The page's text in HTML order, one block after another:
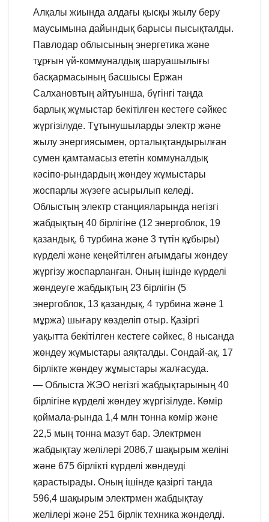
Алқалы жиында алдағы қысқы жылу беру
маусымына дайындық барысы пысықталды.
Павлодар облысының энергетика және
тұрғын үй-коммуналдық шаруашылығы
басқармасының басшысы Ержан
Салхановтың айтуынша, бүгінгі таңда
барлық жұмыстар бекітілген кестеге сәйкес
жүргізілуде. Тұтынушыларды электр және
жылу энергиясымен, орталықтандырылған
сумен қамтамасыз ететін коммуналдық
кәсіпо-рындардың жөндеу жұмыстары
жоспарлы жүзеге асырылып келеді.
Облыстың электр станцияларында негізгі
жабдықтың 40 бірлігіне (12 энергоблок, 19
қазандық, 6 турбина және 3 түтін құбыры)
күрделі және кеңейтілген ағымдағы жөндеу
жүргізу жоспарланған. Оның ішінде күрделі
жөндеуге жабдықтың 23 бірлігін (5
энергоблок, 13 қазандық, 4 турбина және 1
мұржа) шығару көзделіп отыр. Қазіргі
уақытта бекітілген кестеге сәйкес, 8 нысанда
жөндеу жұмыстары аяқталды. Сондай-ақ, 17
бірлікте жөндеу жұмыстары жалғасуда.
— Облыста ЖЭО негізгі жабдықтарының 40
бірлігіне күрделі жөндеу жүргізілуде. Көмір
қоймала-рында 1,4 млн тонна көмір және
22,5 мың тонна мазут бар. Электрмен
жабдықтау желілері 2086,7 шақырым желіні
және 675 бірлікті күрделі жөндеуді
қарастырады. Оның ішінде қазіргі таңда
596,4 шақырым электрмен жабдықтау
желілері және 251 бірлік техника жөнделді.